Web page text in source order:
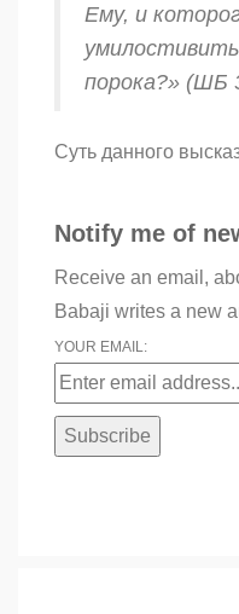
Ему, и
порока?» (ШБ
Суть данного
Notify me of
Receive an email,
Babaji writes a new
YOUR EMAIL: